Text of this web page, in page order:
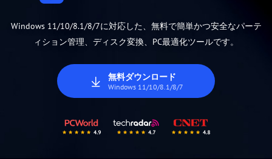
Windows 11/10/8.1/8/7に対応した、無料で簡単かつ安全なパーテ
ィション管理、ディスク変換、PC最適化ツールです。
無料ダウンロード
Windows 11/10/8.1/8/7